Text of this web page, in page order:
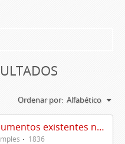
Ordenar por: Alfabético
Sumário alfabético dos documentos existentes no Cartório da Ilustríssima e Excelentíssima Casa dos senhores condes de Palma, Óbidos e Sabugal
1836